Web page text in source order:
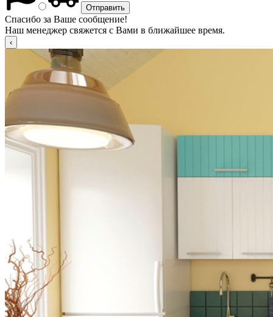
Спасибо за Ваше сообщение!
Наш менеджер свяжется с Вами в ближайшее время.